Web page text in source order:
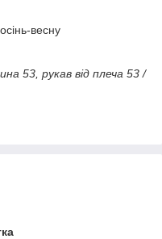
весну
53, рукав від плеча 53 /